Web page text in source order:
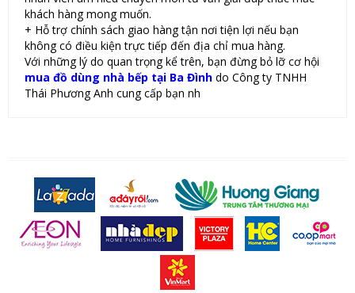
khách hàng mong muốn.
+ Hỗ trợ chính sách giao hàng tận nơi tiện lợi nếu bạn
không có điều kiện trực tiếp đến địa chỉ mua hàng.
Với những lý do quan trọng kể trên, bạn đừng bỏ lỡ cơ hội
mua đồ dùng nhà bếp tại Ba Đình do Công ty TNHH
Thái Phương Anh cung cấp bạn nh